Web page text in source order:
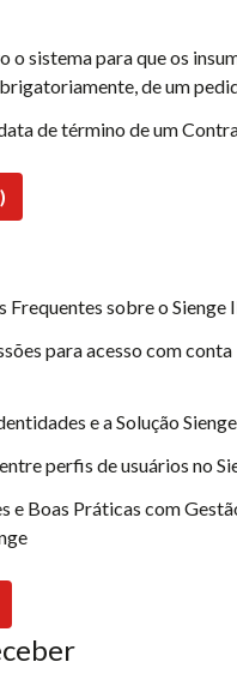
o sistema para que os
de um
de término de um
Frequentes sobre o Sienge
para acesso com conta
e a Solução
perfis de usuários no
e Boas Práticas com